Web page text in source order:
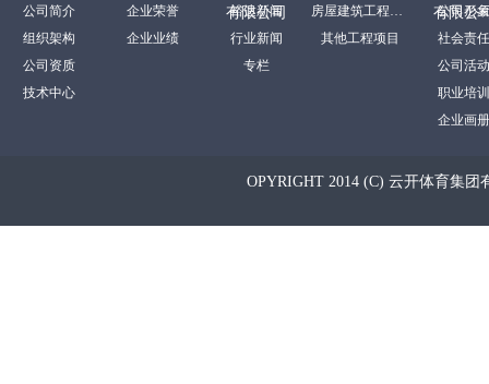
公司简介
组织架构
公司资质
技术中心
企业荣誉
企业业绩
有限公司
裕达新闻
行业新闻
专栏
房屋建筑工程项目
其他工程项目
有限公
公司形象
社会责任
公司活动
职业培训
企业画册
OPYRIGHT 2014 (C) 云开体育集团